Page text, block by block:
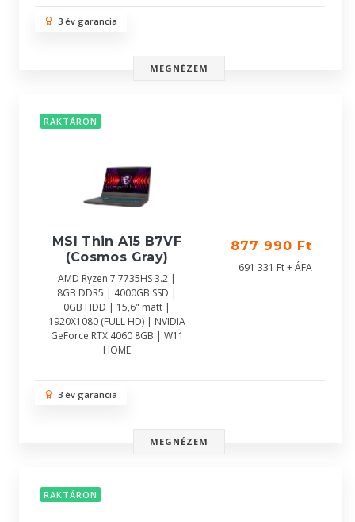
3 év garancia
MEGNÉZEM
RAKTÁRON
MSI Thin A15 B7VF
(Cosmos Gray)
AMD Ryzen 7 7735HS 3.2 |
8GB DDR5 | 4000GB SSD |
0GB HDD | 15,6" matt |
1920X1080 (FULL HD) | NVIDIA
GeForce RTX 4060 8GB | W11
HOME
877 990 Ft
691 331 Ft + ÁFA
3 év garancia
MEGNÉZEM
RAKTÁRON